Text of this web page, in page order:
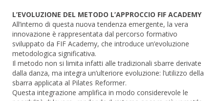
L’EVOLUZIONE DEL METODO L’APPROCCIO FIF ACADEMY
All’interno di questa nuova tendenza emergente, la vera
innovazione è rappresentata dal percorso formativo
sviluppato da FIF Academy, che introduce un’evoluzione
metodologica significativa.
Il metodo non si limita infatti alle tradizionali sbarre derivate
dalla danza, ma integra un’ulteriore evoluzione: l’utilizzo della
sbarra applicata al Pilates Reformer.
Questa integrazione amplifica in modo considerevole le